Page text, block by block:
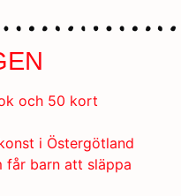
och 50 kort
i Östergötland
får barn att släppa